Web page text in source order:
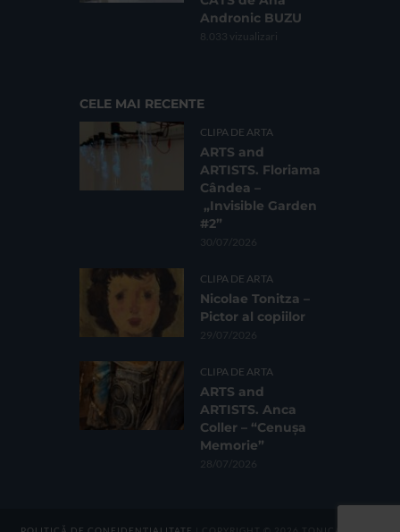
Andronic BUZU
8.033 vizualizari
CELE MAI RECENTE
CLIPA DE ARTA
ARTS and
ARTISTS. Floriama
Cândea –
„Invisible Garden
#2”
30/07/2026
CLIPA DE ARTA
Nicolae Tonitza –
Pictor al copiilor
29/07/2026
CLIPA DE ARTA
ARTS and
ARTISTS. Anca
Coller – “Cenușa
Memorie”
28/07/2026